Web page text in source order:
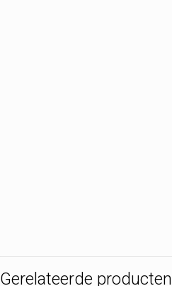
Gerelateerde producten